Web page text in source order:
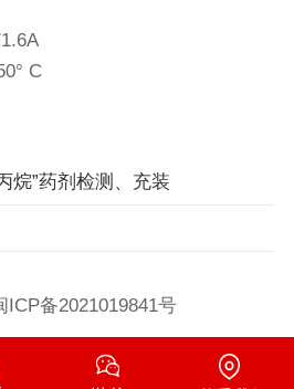
C
烷”药剂检测、充装
ICP备2021019841号